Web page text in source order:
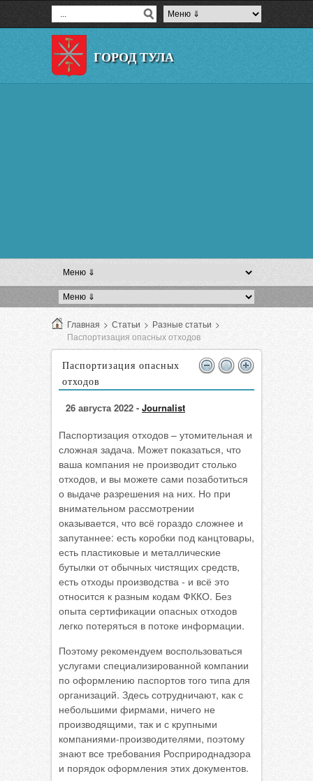
ГОРОД ТУЛА
Главная > Статьи > Разные статьи >
Паспортизация опасных отходов
Паспортизация опасных
отходов
26 августа 2022 - Journalist
Паспортизация отходов – утомительная и
сложная задача. Может показаться, что
ваша компания не производит столько
отходов, и вы можете сами позаботиться
о выдаче разрешения на них. Но при
внимательном рассмотрении
оказывается, что всё гораздо сложнее и
запутаннее: есть коробки под канцтовары,
есть пластиковые и металлические
бутылки от обычных чистящих средств,
есть отходы производства - и всё это
относится к разным кодам ФККО. Без
опыта сертификации опасных отходов
легко потеряться в потоке информации.
Поэтому рекомендуем воспользоваться
услугами специализированной компании
по оформлению паспортов того типа для
организаций. Здесь сотрудничают, как с
небольшими фирмами, ничего не
производящими, так и с крупными
компаниями-производителями, поэтому
знают все требования Росприроднадзора
и порядок оформления этих документов.